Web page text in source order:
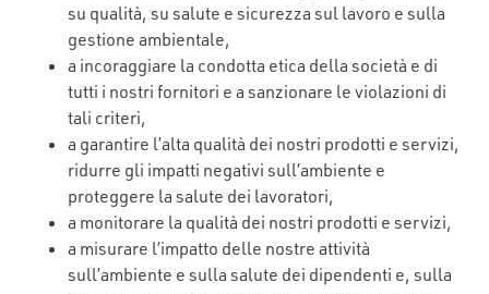
su qualità, su salute e sicurezza sul lavoro e sulla
gestione ambientale,
a incoraggiare la condotta etica della società e di
tutti i nostri fornitori e a sanzionare le violazioni di
tali criteri,
a garantire l’alta qualità dei nostri prodotti e servizi,
ridurre gli impatti negativi sull’ambiente e
proteggere la salute dei lavoratori,
a monitorare la qualità dei nostri prodotti e servizi,
a misurare l’impatto delle nostre attività
sull’ambiente e sulla salute dei dipendenti e, sulla